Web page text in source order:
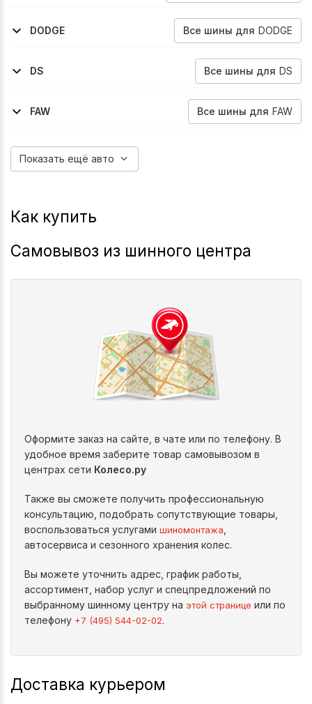
2022-2026
DODGE
Все шины для DODGE
2007-2011
2006-2011
DS
Все шины для DS
2020-2023
FAW
Все шины для FAW
Показать ещё авто
Как купить
Самовывоз из шинного центра
Оформите заказ на сайте, в чате или по телефону. В
удобное время заберите товар самовывозом в
центрах сети Колесо.ру
Также вы сможете получить профессиональную
консультацию, подобрать сопутствующие товары,
воспользоваться услугами шиномонтажа
автосервиса и сезонного хранения колес.
Вы можете уточнить адрес, график работы,
ассортимент, набор услуг и спецпредложений по
выбранному шинному центру на этой странице или по
телефону +7 (495) 544-02-02.
Доставка курьером